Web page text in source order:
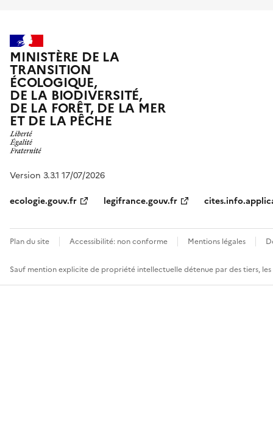
MINISTÈRE DE LA
TRANSITION
ÉCOLOGIQUE,
DE LA BIODIVERSITÉ,
DE LA FORÊT, DE LA MER
ET DE LA PÊCHE
Version 3.3.1 17/07/2026
ecologie.gouv.fr
legifrance.gouv.fr
Plan du site Accessibilité: non conforme Mentions légales
Sauf mention explicite de propriété intellectuelle détenue par des tiers,